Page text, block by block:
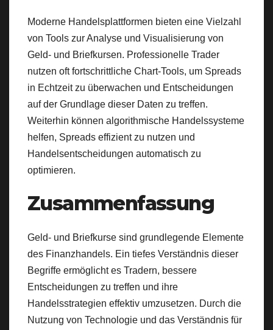
Moderne Handelsplattformen bieten eine Vielzahl
von Tools zur Analyse und Visualisierung von
Geld- und Briefkursen. Professionelle Trader
nutzen oft fortschrittliche Chart-Tools, um Spreads
in Echtzeit zu überwachen und Entscheidungen
auf der Grundlage dieser Daten zu treffen.
Weiterhin können algorithmische Handelssysteme
helfen, Spreads effizient zu nutzen und
Handelsentscheidungen automatisch zu
optimieren.
Zusammenfassung
Geld- und Briefkurse sind grundlegende Elemente
des Finanzhandels. Ein tiefes Verständnis dieser
Begriffe ermöglicht es Tradern, bessere
Entscheidungen zu treffen und ihre
Handelsstrategien effektiv umzusetzen. Durch die
Nutzung von Technologie und das Verständnis für